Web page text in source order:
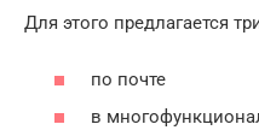
Для этого предлагается
по почте
в